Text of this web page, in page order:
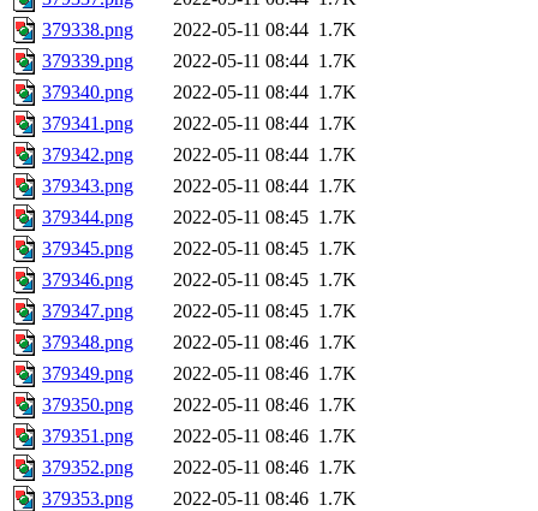
379338.png
2022-05-11 08:44 1.7K
379339.png
2022-05-11 08:44 1.7K
379340.png
2022-05-11 08:44 1.7K
379341.png
2022-05-11 08:44 1.7K
379342.png
2022-05-11 08:44 1.7K
379343.png
2022-05-11 08:44 1.7K
379344.png
2022-05-11 08:45 1.7K
379345.png
2022-05-11 08:45 1.7K
379346.png
2022-05-11 08:45 1.7K
379347.png
2022-05-11 08:45 1.7K
379348.png
2022-05-11 08:46 1.7K
379349.png
2022-05-11 08:46 1.7K
379350.png
2022-05-11 08:46 1.7K
379351.png
2022-05-11 08:46 1.7K
379352.png
2022-05-11 08:46 1.7K
379353.png
2022-05-11 08:46 1.7K